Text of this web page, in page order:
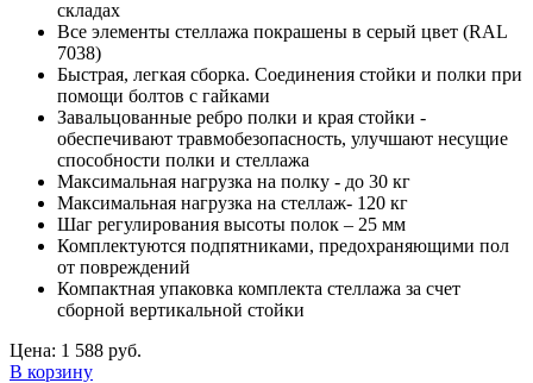
складах
Все элементы стеллажа покрашены в серый цвет (RAL
7038)
Быстрая, легкая сборка. Соединения стойки и полки при
помощи болтов с гайками
Завальцованные ребро полки и края стойки -
обеспечивают травмобезопасность, улучшают несущие
способности полки и стеллажа
Максимальная нагрузка на полку - до 30 кг
Максимальная нагрузка на стеллаж- 120 кг
Шаг регулирования высоты полок – 25 мм
Комплектуются подпятниками, предохраняющими пол
от повреждений
Компактная упаковка комплекта стеллажа за счет
сборной вертикальной стойки
Цена: 1 588 руб.
В корзину